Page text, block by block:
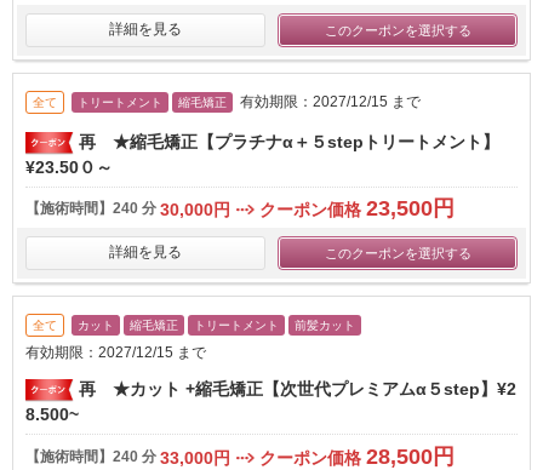
詳細を見る このクーポンを選択する
全て トリートメント 縮毛矯正 有効期限：2027/12/15 まで
再 ★縮毛矯正【プラチナα＋５stepトリートメント】​
¥23.50０～
【施術時間】 240 分 30,000円 クーポン価格 23,500円
詳細を見る このクーポンを選択する
全て カット 縮毛矯正 トリートメント 前髪カット
有効期限：2027/12/15 まで
再 ★カット +縮毛矯正【次世代プレミアムα５step】¥2
8.500~
【施術時間】 240 分 33,000円 クーポン価格 28,500円